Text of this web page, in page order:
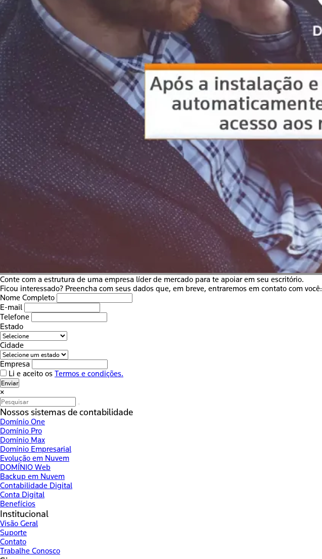
Conte com a estrutura de uma empresa líder de mercado para te apoiar em seu escritório.
Ficou interessado? Preencha com seus dados que, em breve, entraremos em contato com você:
Nome Completo
E-mail
Telefone
Estado
Cidade
Empresa
Li e aceito os Termos e condições.
Enviar
×
Nossos sistemas de contabilidade
Domínio One
Domínio Pro
Domínio Max
Domínio Empresarial
Evolução em Nuvem
DOMÍNIO Web
Backup em Nuvem
Contabilidade Digital
Conta Digital
Benefícios
Institucional
Visão Geral
Suporte
Contato
Trabalhe Conosco